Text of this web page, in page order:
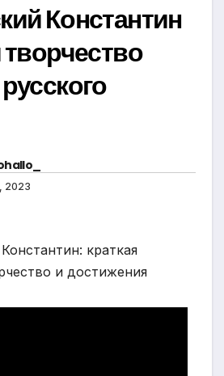
Константин
2023